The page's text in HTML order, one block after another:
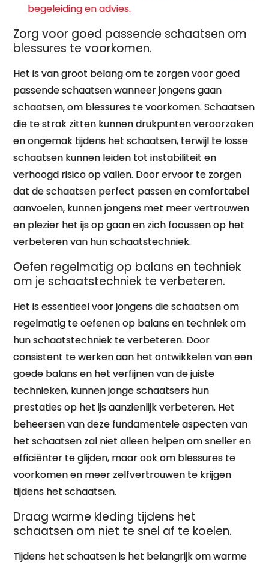
begeleiding en advies.
Zorg voor goed passende schaatsen om
blessures te voorkomen.
Het is van groot belang om te zorgen voor goed
passende schaatsen wanneer jongens gaan
schaatsen, om blessures te voorkomen. Schaatsen
die te strak zitten kunnen drukpunten veroorzaken
en ongemak tijdens het schaatsen, terwijl te losse
schaatsen kunnen leiden tot instabiliteit en
verhoogd risico op vallen. Door ervoor te zorgen
dat de schaatsen perfect passen en comfortabel
aanvoelen, kunnen jongens met meer vertrouwen
en plezier het ijs op gaan en zich focussen op het
verbeteren van hun schaatstechniek.
Oefen regelmatig op balans en techniek
om je schaatstechniek te verbeteren.
Het is essentieel voor jongens die schaatsen om
regelmatig te oefenen op balans en techniek om
hun schaatstechniek te verbeteren. Door
consistent te werken aan het ontwikkelen van een
goede balans en het verfijnen van de juiste
technieken, kunnen jonge schaatsers hun
prestaties op het ijs aanzienlijk verbeteren. Het
beheersen van deze fundamentele aspecten van
het schaatsen zal niet alleen helpen om sneller en
efficiënter te glijden, maar ook om blessures te
voorkomen en meer zelfvertrouwen te krijgen
tijdens het schaatsen.
Draag warme kleding tijdens het
schaatsen om niet te snel af te koelen.
Tijdens het schaatsen is het belangrijk om warme